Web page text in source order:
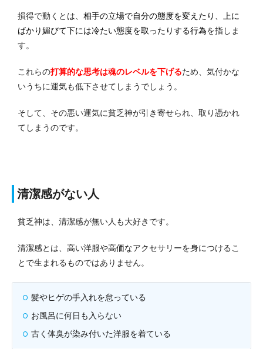
損得で動くとは、 相手の立場で自分の態度を変えたり、上に
ばかり媚びて下には冷たい態度を取ったりする行為を指しま
す。
これらの打算的な思考は魂のレベルを下げるため、気付かな
いうちに運気も低下させてしまうでしょう。
そして、その悪い運気に貧乏神が引き寄せられ、取り憑かれ
てしまうのです。
清潔感がない人
貧乏神は、清潔感が無い人も大好きです。
清潔感とは、高い洋服や高価なアクセサリーを身につけるこ
とで生まれるものではありません。
髪やヒゲの手入れを怠っている
お風呂に何日も入らない
古く体臭が染み付いた洋服を着ている